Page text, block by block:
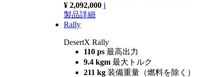
¥ 2,092,000 i
製品詳細
Rally
DesertX Rally
110 ps 最高出力
9.4 kgm 最大トルク
211 kg 装備重量（燃料を除く）